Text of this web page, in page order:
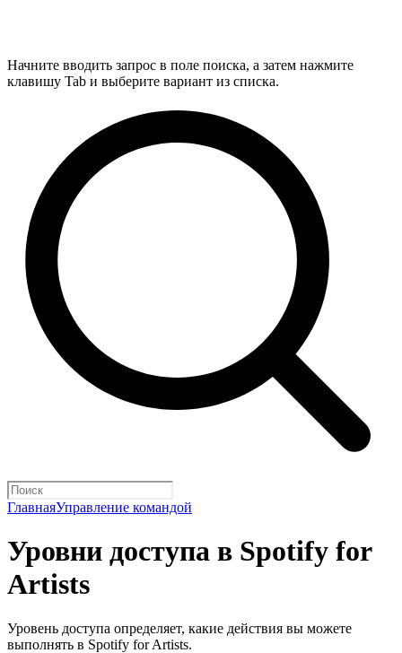
Начните вводить запрос в поле поиска, а затем нажмите
клавишу Tab и выберите вариант из списка.
ГлавнаяУправление командой
Уровни доступа в Spotify for
Artists
Уровень доступа определяет, какие действия вы можете
выполнять в Spotify for Artists.